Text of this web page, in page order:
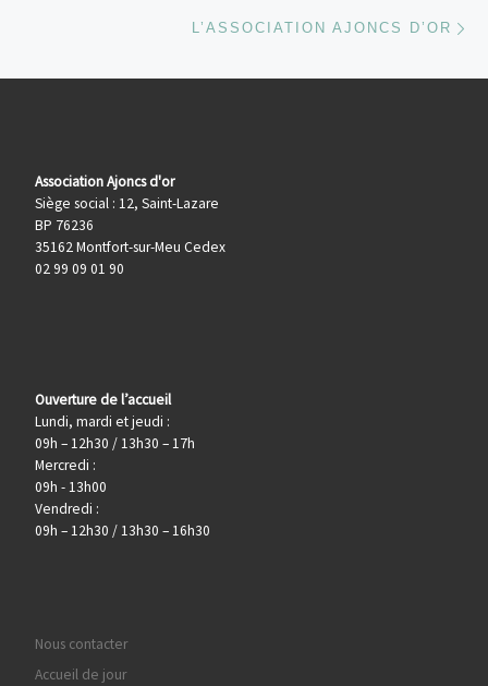
L’ASSOCIATION AJONCS D’OR
Association Ajoncs d'or
Siège social : 12, Saint-Lazare
BP 76236
35162 Montfort-sur-Meu Cedex
02 99 09 01 90
Ouverture de l’accueil
Lundi, mardi et jeudi :
09h – 12h30 / 13h30 – 17h
Mercredi :
09h - 13h00
Vendredi :
09h – 12h30 / 13h30 – 16h30
Nous contacter
Accueil de jour